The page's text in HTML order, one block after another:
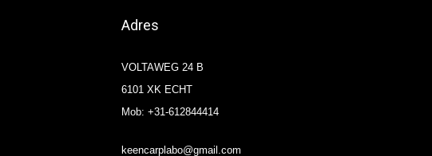
Adres
VOLTAWEG 24 B
6101 XK ECHT
Mob: +31-612844414
keencarplabo@gmail.com